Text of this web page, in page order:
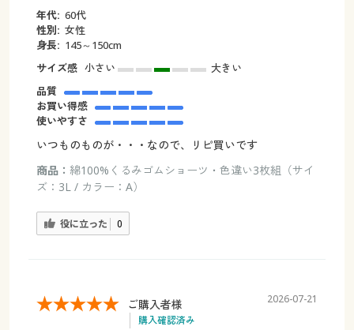
年代: 60代
性別: 女性
身長: 145～150cm
サイズ感 小さい
大きい
品質
お買い得感
使いやすさ
いつものものが・・・なので、リピ買いです
商品： 綿100%くるみゴムショーツ・色違い3枚組（サイ
ズ：3L / カラー：A）
役に立った 0
ご購入者様
購入確認済み
2026-07-21